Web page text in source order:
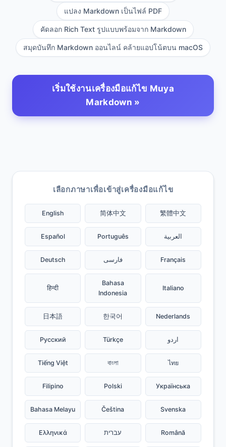
แปลง Markdown เป็นไฟล์ PDF
คัดลอก Rich Text รูปแบบพร้อมจาก Markdown
สมุดบันทึก Markdown ออนไลน์ คล้ายแอปโน้ตบน macOS
เริ่มใช้งานเครื่องมือแก้ไข Muya
Markdown »
เลือกภาษาเพื่อเข้าสู่เครื่องมือแก้ไข
English 简体中文 繁體中文
Español Português العربية
Deutsch فارسی Français
हिन्दी
Bahasa
Indonesia
Italiano
日本語 한국어 Nederlands
Русский Türkçe اردو
Tiếng Việt বাংলা ไทย
Filipino Polski Українська
Bahasa Melayu Čeština Svenska
Ελληνικά עברית Română